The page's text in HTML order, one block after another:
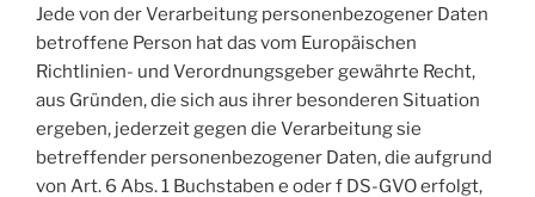
Jede von der Verarbeitung personenbezogener Daten
betroffene Person hat das vom Europäischen
Richtlinien- und Verordnungsgeber gewährte Recht,
aus Gründen, die sich aus ihrer besonderen Situation
ergeben, jederzeit gegen die Verarbeitung sie
betreffender personenbezogener Daten, die aufgrund
von Art. 6 Abs. 1 Buchstaben e oder f DS-GVO erfolgt,